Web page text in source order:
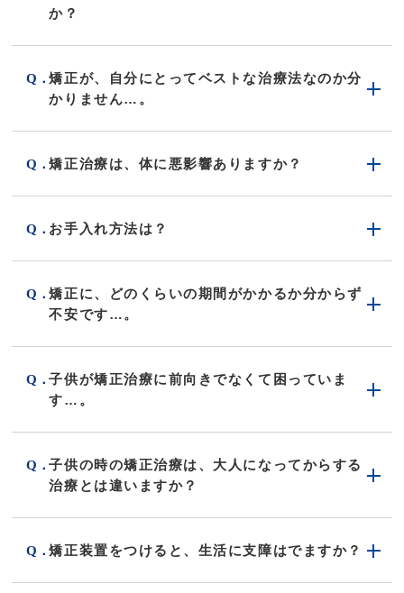
か？
矯正が、自分にとってベストな治療法なのか分
かりません…。
矯正治療は、体に悪影響ありますか？
お手入れ方法は？
矯正に、どのくらいの期間がかかるか分からず
不安です…。
子供が矯正治療に前向きでなくて困っていま
す…。
子供の時の矯正治療は、大人になってからする
治療とは違いますか？
矯正装置をつけると、生活に支障はでますか？